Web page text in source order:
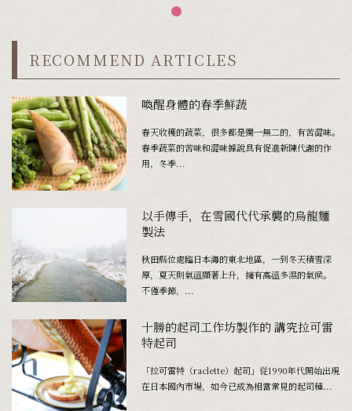
RECOMMEND ARTICLES
喚醒身體的春季鮮蔬
春天收穫的蔬菜，很多都是獨一無二的，有苦澀味。
春季蔬菜的苦味和澀味據說具有促進新陳代謝的作
用，冬季...
以手傳手，在雪國代代承襲的烏龍麵
製法
秋田縣位處臨日本海的東北地區，一到冬天積雪深
厚，夏天則氣溫顯著上升，擁有高溫多濕的氣候。
不僅季節，...
十勝的起司工作坊製作的 講究拉可雷
特起司
「拉可雷特（raclette）起司」從1990年代開始出現
在日本國內市場，如今已成為相當常見的起司種...